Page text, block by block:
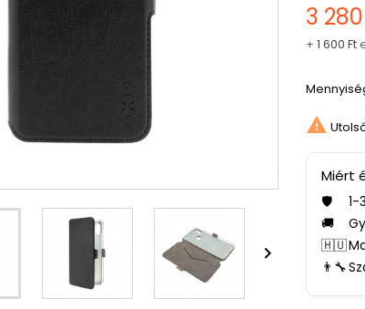

3
+ 1 600 Ft

Miért
🛡️
1-
🚚
🇭🇺
👨‍🔧